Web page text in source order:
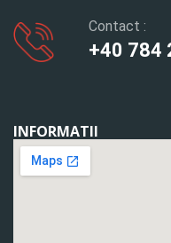
Contact :
+40 784
INFORMATII